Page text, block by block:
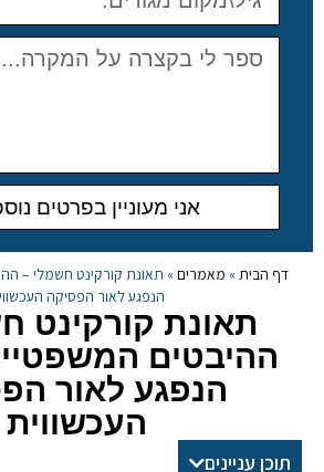
דף הבית» מאמרים» תאונת קורקינט חשמלי –
הנפגע לאור הפסיקה
תאונת קורקינט
ההיבטים
הנפגע לאור
העכשווית
תוכן עניינים
אני מעוניין בפרטים